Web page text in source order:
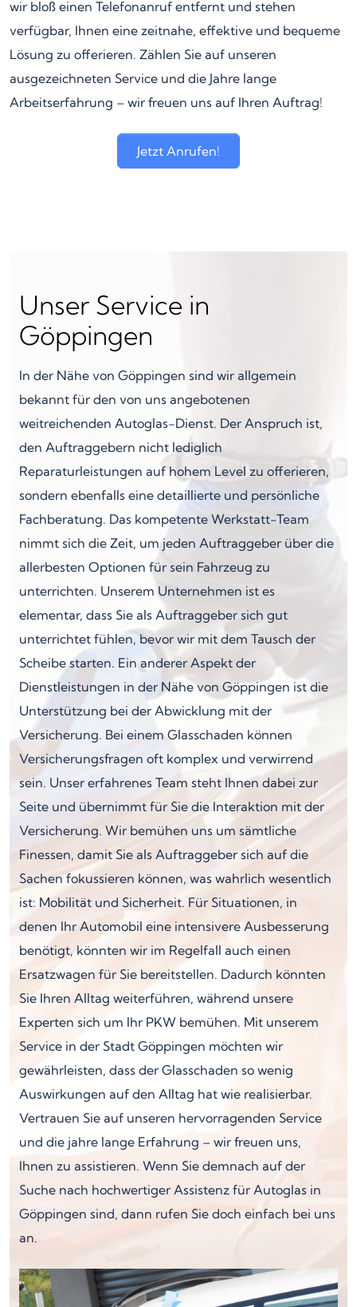
wir bloß einen Telefonanruf entfernt und stehen
verfügbar, Ihnen eine zeitnahe, effektive und bequeme
Lösung zu offerieren. Zählen Sie auf unseren
ausgezeichneten Service und die Jahre lange
Arbeitserfahrung – wir freuen uns auf Ihren Auftrag!
Jetzt Anrufen!
Unser Service in
Göppingen
In der Nähe von Göppingen sind wir allgemein
bekannt für den von uns angebotenen
weitreichenden Autoglas-Dienst. Der Anspruch ist,
den Auftraggebern nicht lediglich
Reparaturleistungen auf hohem Level zu offerieren,
sondern ebenfalls eine detaillierte und persönliche
Fachberatung. Das kompetente Werkstatt-Team
nimmt sich die Zeit, um jeden Auftraggeber über die
allerbesten Optionen für sein Fahrzeug zu
unterrichten. Unserem Unternehmen ist es
elementar, dass Sie als Auftraggeber sich gut
unterrichtet fühlen, bevor wir mit dem Tausch der
Scheibe starten. Ein anderer Aspekt der
Dienstleistungen in der Nähe von Göppingen ist die
Unterstützung bei der Abwicklung mit der
Versicherung. Bei einem Glasschaden können
Versicherungsfragen oft komplex und verwirrend
sein. Unser erfahrenes Team steht Ihnen dabei zur
Seite und übernimmt für Sie die Interaktion mit der
Versicherung. Wir bemühen uns um sämtliche
Finessen, damit Sie als Auftraggeber sich auf die
Sachen fokussieren können, was wahrlich wesentlich
ist: Mobilität und Sicherheit. Für Situationen, in
denen Ihr Automobil eine intensivere Ausbesserung
benötigt, könnten wir im Regelfall auch einen
Ersatzwagen für Sie bereitstellen. Dadurch könnten
Sie Ihren Alltag weiterführen, während unsere
Experten sich um Ihr PKW bemühen. Mit unserem
Service in der Stadt Göppingen möchten wir
gewährleisten, dass der Glasschaden so wenig
Auswirkungen auf den Alltag hat wie realisierbar.
Vertrauen Sie auf unseren hervorragenden Service
und die jahre lange Erfahrung – wir freuen uns,
Ihnen zu assistieren. Wenn Sie demnach auf der
Suche nach hochwertiger Assistenz für Autoglas in
Göppingen sind, dann rufen Sie doch einfach bei uns
an.